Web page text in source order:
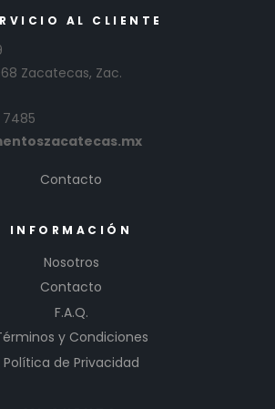
AL CLIENTE
Zacatecas, Zac.
7485
Contacto
INFORMACIÓN
Nosotros
Contacto
F.A.Q.
y Condiciones
Política de Privacidad